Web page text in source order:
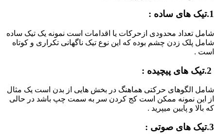
1.تیک های ساده :
شامل تعداد محدودی ازحرکات یا اقدامات است نمونه یک تیک ساده
شامل پلک زدن چشم بوده که این نوع تیک ناگهانی تکراری و کوتاه
است .
شامل الگوهای حرکتی هماهنگ در بخش هایی از بدن است یک مثال
از این نمونه ممکن است کج کردن سر به سمت چپ باشد در حالی
که بالا و پایین میپرید .
3.تیک های صوتی :